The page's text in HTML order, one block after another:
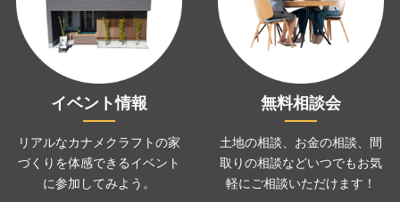
イベント情報
リアルなカナメクラフトの家
づくりを体感できるイベント
に参加してみよう。
無料相談会
土地の相談、お金の相談、
間
取りの相談などいつでもお気
軽にご相談いただけます！